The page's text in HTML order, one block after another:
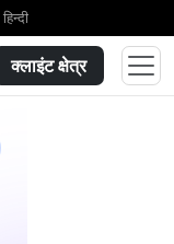
हिन्दी
क्लाइंट क्षेत्र